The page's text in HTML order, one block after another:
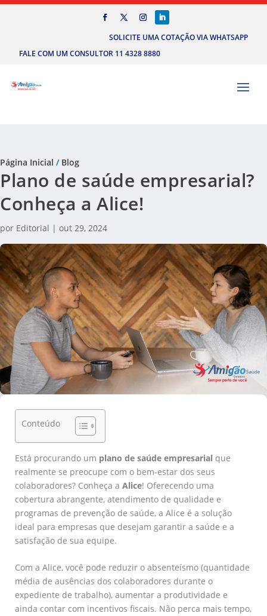
SOLICITE UMA COTAÇÃO VIA WHATSAPP
FALE COM UM CONSULTOR 11 4328 8880
Página Inicial / Blog
Plano de saúde empresarial?
Conheça a Alice!
por Editorial | out 29, 2024
Conteúdo
Está procurando um plano de saúde empresarial que
realmente se preocupe com o bem-estar dos seus
colaboradores? Conheça a Alice! Oferecendo uma
cobertura abrangente, atendimento de qualidade e
programas de prevenção de saúde, a Alice é a solução
ideal para empresas que desejam garantir a saúde e a
satisfação de sua equipe.
Com a Alice, você pode reduzir o absenteísmo (quantidade
média de ausências dos colaboradores durante o
expediente de trabalho), aumentar a produtividade e
ainda contar com incentivos fiscais. Não perca mais tempo,